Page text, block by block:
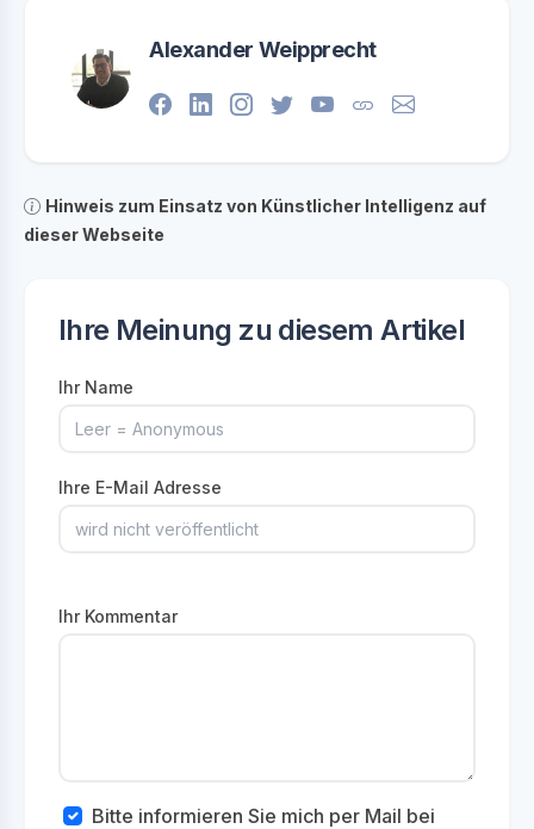
Alexander Weipprecht
Hinweis zum Einsatz von Künstlicher Intelligenz auf
dieser Webseite
Ihre Meinung zu diesem Artikel
Ihr Name
Ihre E-Mail Adresse
Ihr Kommentar
Bitte informieren Sie mich per Mail bei